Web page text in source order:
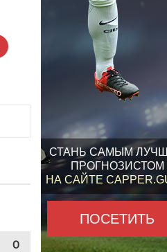
СТАНЬ САМЫМ
ПРОГНОЗИСТОМ
НА САЙТЕ
ПОСЕТИТЬ
О